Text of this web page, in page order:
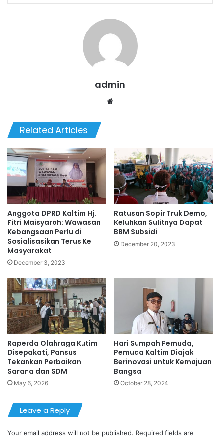
admin
Related Articles
Anggota DPRD Kaltim Hj.
Fitri Maisyaroh: Wawasan
Kebangsaan Perlu di
Sosialisasikan Terus Ke
Masyarakat
December 3, 2023
Ratusan Sopir Truk Demo,
Keluhkan Sulitnya Dapat
BBM Subsidi
December 20, 2023
Raperda Olahraga Kutim
Disepakati, Pansus
Tekankan Perbaikan
Sarana dan SDM
May 6, 2026
Hari Sumpah Pemuda,
Pemuda Kaltim Diajak
Berinovasi untuk Kemajuan
Bangsa
October 28, 2024
Leave a Reply
Your email address will not be published. Required fields are